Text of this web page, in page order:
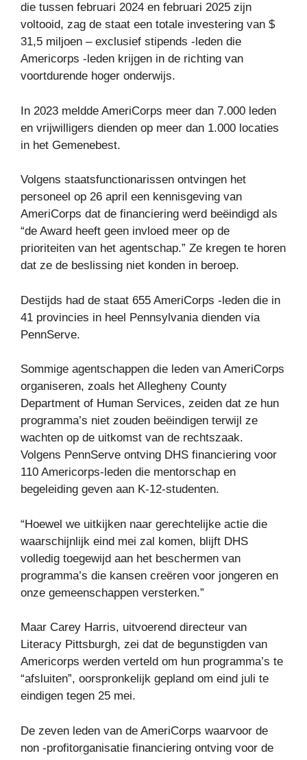
die tussen februari 2024 en februari 2025 zijn
voltooid, zag de staat een totale investering van $
31,5 miljoen – exclusief stipends -leden die
Americorps -leden krijgen in de richting van
voortdurende hoger onderwijs.
In 2023 meldde AmeriCorps meer dan 7.000 leden
en vrijwilligers dienden op meer dan 1.000 locaties
in het Gemenebest.
Volgens staatsfunctionarissen ontvingen het
personeel op 26 april een kennisgeving van
AmeriCorps dat de financiering werd beëindigd als
“de Award heeft geen invloed meer op de
prioriteiten van het agentschap.” Ze kregen te horen
dat ze de beslissing niet konden in beroep.
Destijds had de staat 655 AmeriCorps -leden die in
41 provincies in heel Pennsylvania dienden via
PennServe.
Sommige agentschappen die leden van AmeriCorps
organiseren, zoals het Allegheny County
Department of Human Services, zeiden dat ze hun
programma’s niet zouden beëindigen terwijl ze
wachten op de uitkomst van de rechtszaak.
Volgens PennServe ontving DHS financiering voor
110 Americorps-leden die mentorschap en
begeleiding geven aan K-12-studenten.
“Hoewel we uitkijken naar gerechtelijke actie die
waarschijnlijk eind mei zal komen, blijft DHS
volledig toegewijd aan het beschermen van
programma’s die kansen creëren voor jongeren en
onze gemeenschappen versterken.”
Maar Carey Harris, uitvoerend directeur van
Literacy Pittsburgh, zei dat de begunstigden van
Americorps werden verteld om hun programma’s te
“afsluiten”, oorspronkelijk gepland om eind juli te
eindigen tegen 25 mei.
De zeven leden van de AmeriCorps waarvoor de
non -profitorganisatie financiering ontving voor de